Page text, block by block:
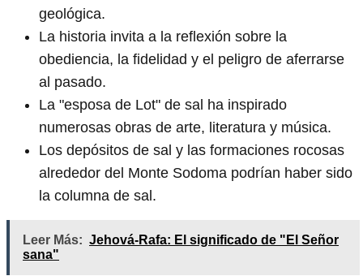
geológica.
La historia invita a la reflexión sobre la
obediencia, la fidelidad y el peligro de aferrarse
al pasado.
La "esposa de Lot" de sal ha inspirado
numerosas obras de arte, literatura y música.
Los depósitos de sal y las formaciones rocosas
alrededor del Monte Sodoma podrían haber sido
la columna de sal.
Leer Más: Jehová-Rafa: El significado de "El Señor
sana"